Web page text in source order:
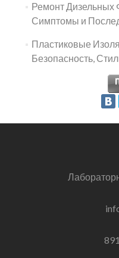
Ремонт Дизельных
Симптомы и
Пластиковые
Безопасность,